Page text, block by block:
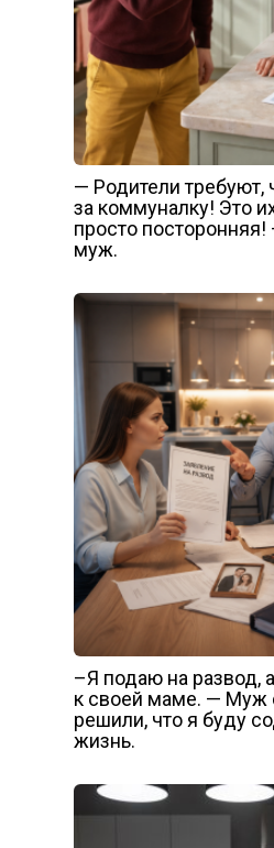
— Родители требуют,
за коммуналку! Это
просто посторонняя!
муж.
–Я подаю на развод,
к своей маме. — Муж
решили, что я буду
жизнь.